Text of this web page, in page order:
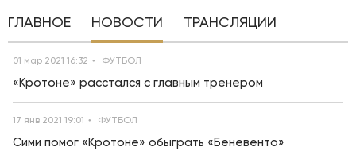
ГЛАВНОЕ НОВОСТИ ТРАНСЛЯЦИИ
01 мар 2021 16:32 ФУТБОЛ
«Кротоне» расстался с главным тренером
17 янв 2021 19:01 ФУТБОЛ
Сими помог «Кротоне» обыграть «Беневенто»